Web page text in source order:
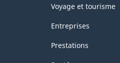
Voyage et tourisme
Entreprises
Prestations